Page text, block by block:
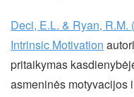
Deci, E.L. & Ryan,
Intrinsic Motivation
pritaikymas
asmeninės motyvacijos